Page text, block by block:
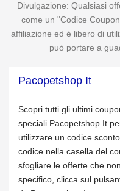
Divulgazione: Qualsiasi
come un "Codice
affiliazione ed è libero di
può portare a
Pacopetshop It
Scopri tutti gli ultimi
speciali Pacopetshop It
utilizzare un codice
codice nella casella del
sfogliare le offerte che
specifico, clicca sul